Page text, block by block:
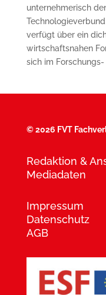
unternehmerisch
verfügt über ein
wirtschaftsnahen
sich im Forschungs-
©2026 FVT
Redaktion &
Mediadaten
Impressum
Datenschutz
AGB